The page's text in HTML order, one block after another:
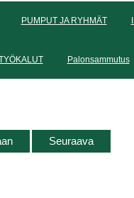
PUMPUT JA RYHMÄT
Palonsammutus
Seuraava